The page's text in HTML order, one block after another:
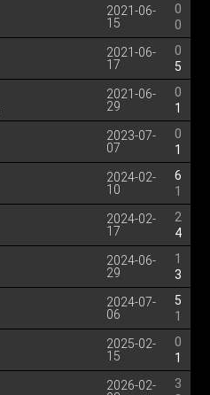
2021-06-
15
0
0
2021-06-
17
0
5
2021-06-
29
0
1
2023-07-
07
0
1
2024-02-
10
6
1
2024-02-
17
2
4
2024-06-
29
1
3
2024-07-
06
5
1
2025-02-
15
0
1
2026-02-
3